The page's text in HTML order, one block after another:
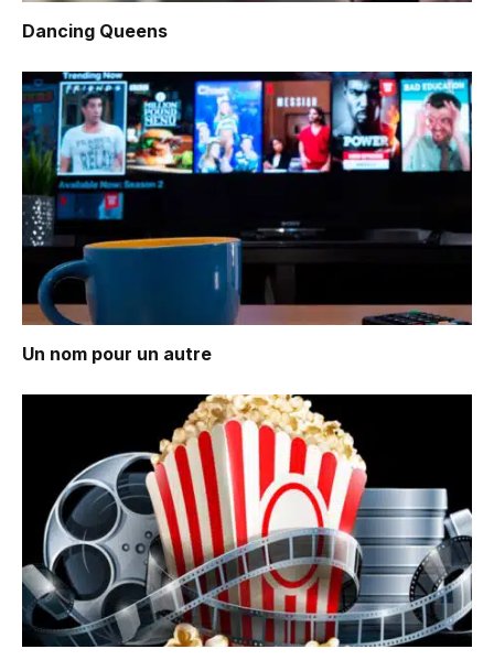
Dancing Queens
Un nom pour un autre